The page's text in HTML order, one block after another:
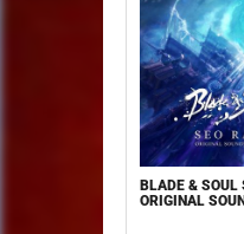
BLADE & SOUL
ORIGINAL